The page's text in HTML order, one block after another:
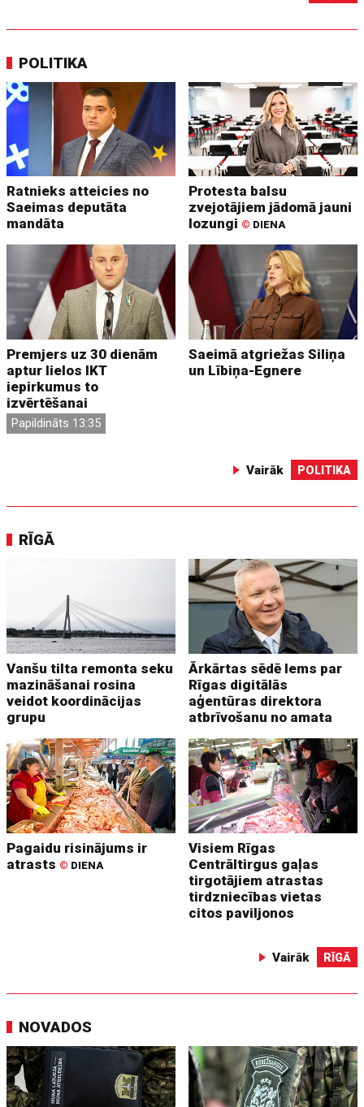
POLITIKA
Ratnieks atteicies no
Saeimas deputāta
mandāta
Protesta balsu
zvejotājiem jādomā jauni
lozungi © DIENA
Premjers uz 30 dienām
aptur lielos IKT
iepirkumus to
izvērtēšanai
Papildināts 13:35
Saeimā atgriežas Siliņa
un Lībiņa-Egnere
Vairāk POLITIKA
RĪGĀ
Vanšu tilta remonta seku
mazināšanai rosina
veidot koordinācijas
grupu
Ārkārtas sēdē lems par
Rīgas digitālās
aģentūras direktora
atbrīvošanu no amata
Pagaidu risinājums ir
atrasts © DIENA
Visiem Rīgas
Centrāltirgus gaļas
tirgotājiem atrastas
tirdzniecības vietas
citos paviljonos
Vairāk RĪGĀ
NOVADOS